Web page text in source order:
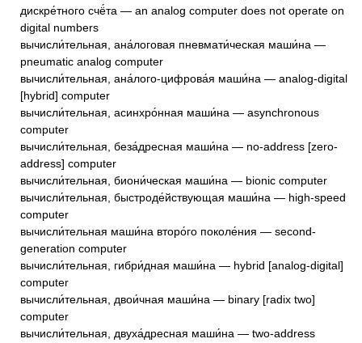
дискре́тного счё́та — an analog computer does not operate on
digital numbers
вычисли́тельная, ана́логовая пневмати́ческая маши́на —
pneumatic analog computer
вычисли́тельная, ана́лого-цифрова́я маши́на — analog-digital
[hybrid] computer
вычисли́тельная, асинхро́нная маши́на — asynchronous
computer
вычисли́тельная, беза́дресная маши́на — no-address [zero-
address] computer
вычисли́тельная, биони́ческая маши́на — bionic computer
вычисли́тельная, быстроде́йствующая маши́на — high-speed
computer
вычисли́тельная маши́на второ́го поколе́ния — second-
generation computer
вычисли́тельная, гибри́дная маши́на — hybrid [analog-digital]
computer
вычисли́тельная, двои́чная маши́на — binary [radix two]
computer
вычисли́тельная, двуха́дресная маши́на — two-address